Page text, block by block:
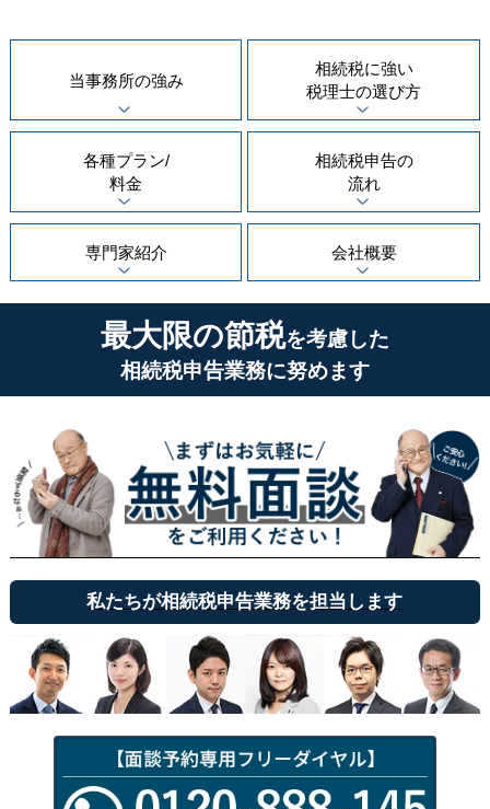
当事務所の強み
相続税に強い
税理士の選び方
各種プラン/
料金
相続税申告の
流れ
専門家紹介 会社概要
最大限の節税を考慮した
相続税申告業務に努めます
私たちが相続税申告業務を担当します